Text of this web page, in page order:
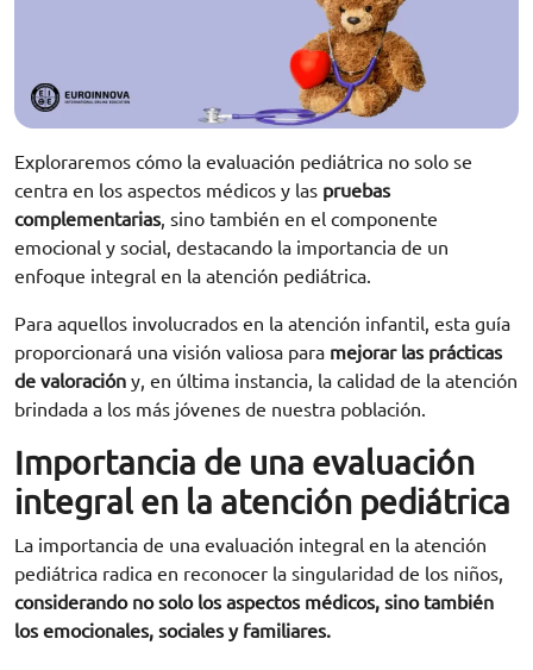
Exploraremos cómo la evaluación pediátrica no solo se
centra en los aspectos médicos y las pruebas
complementarias, sino también en el componente
emocional y social, destacando la importancia de un
enfoque integral en la atención pediátrica.
Para aquellos involucrados en la atención infantil, esta guía
proporcionará una visión valiosa para mejorar las prácticas
de valoración y, en última instancia, la calidad de la atención
brindada a los más jóvenes de nuestra población.
Importancia de una evaluación
integral en la atención pediátrica
La importancia de una evaluación integral en la atención
pediátrica radica en reconocer la singularidad de los niños,
considerando no solo los aspectos médicos, sino también
los emocionales, sociales y familiares.